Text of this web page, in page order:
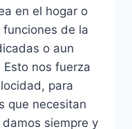
en el hogar o
de la
o aun
nos fuerza
para
que necesitan
siempre y